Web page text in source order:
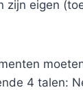
zijn eigen
4 talen: